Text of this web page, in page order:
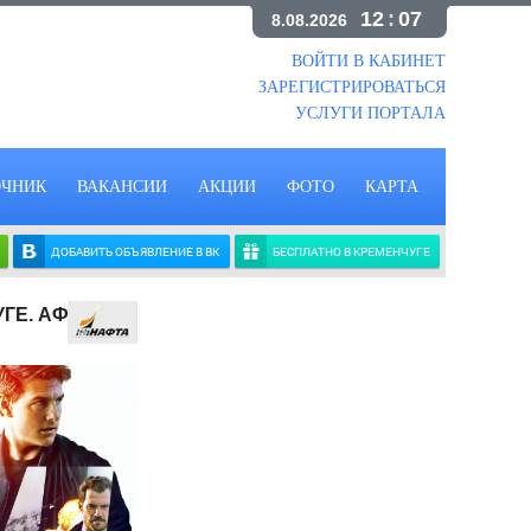
8.08.2026 12 : 07
ВОЙТИ В КАБИНЕТ
ЗАРЕГИСТРИРОВАТЬСЯ
УСЛУГИ ПОРТАЛА
ВАКАНСИИ АКЦИИ ФОТО КАРТА
ДОБАВИТЬ ОБЪЯВЛЕНИЕ В ВК БЕСПЛАТНО В КРЕМЕНЧУГЕ
АФИША